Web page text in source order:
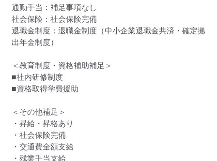
通勤手当：補足事項なし
社会保険：社会保険完備
退職金制度：退職金制度（中小企業退職金共済・確定拠
出年金制度）
＜教育制度・資格補助補足＞
■社内研修制度
■資格取得学費援助
＜その他補足＞
・昇給・昇格あり
・社会保険完備
・交通費全額支給
・残業手当支給